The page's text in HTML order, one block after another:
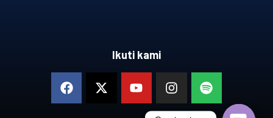
Ikuti kami